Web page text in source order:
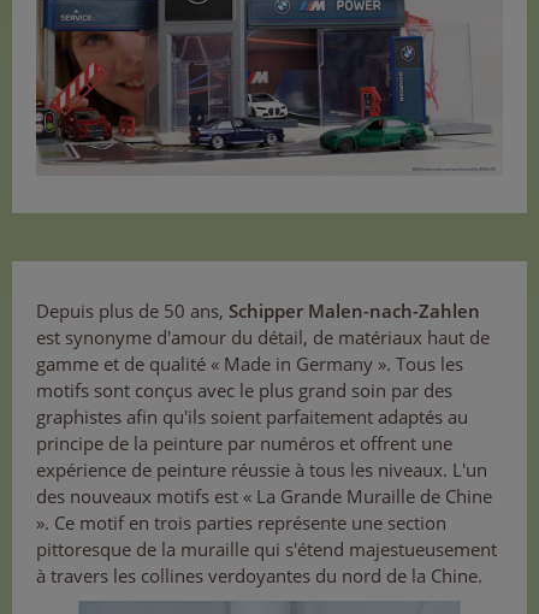
Depuis plus de 50 ans, Schipper Malen-nach-Zahlen
est synonyme d'amour du détail, de matériaux haut de
gamme et de qualité « Made in Germany ». Tous les
motifs sont conçus avec le plus grand soin par des
graphistes afin qu'ils soient parfaitement adaptés au
principe de la peinture par numéros et offrent une
expérience de peinture réussie à tous les niveaux. L'un
des nouveaux motifs est « La Grande Muraille de Chine
». Ce motif en trois parties représente une section
pittoresque de la muraille qui s'étend majestueusement
à travers les collines verdoyantes du nord de la Chine.